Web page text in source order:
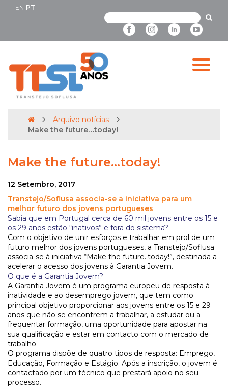
EN PT
Arquivo notícias
Make the future…today!
Make the future…today!
12 Setembro, 2017
Transtejo/Soflusa associa-se a iniciativa para um
melhor futuro dos jovens portugueses
Sabia que em Portugal cerca de 60 mil jovens entre os 15 e
os 29 anos estão “inativos” e fora do sistema?
Com o objetivo de unir esforços e trabalhar em prol de um
futuro melhor dos jovens portugueses, a Transtejo/Soflusa
associa-se à iniciativa “Make the future..today!”, destinada a
acelerar o acesso dos jovens à Garantia Jovem.
O que é a Garantia Jovem?
A Garantia Jovem é um programa europeu de resposta à
inatividade e ao desemprego jovem, que tem como
principal objetivo proporcionar aos jovens entre os 15 e 29
anos que não se encontrem a trabalhar, a estudar ou a
frequentar formação, uma oportunidade para apostar na
sua qualificação e estar em contacto com o mercado de
trabalho.
O programa dispõe de quatro tipos de resposta: Emprego,
Educação, Formação e Estágio. Após a inscrição, o jovem é
contactado por um técnico que prestará apoio no seu
processo.